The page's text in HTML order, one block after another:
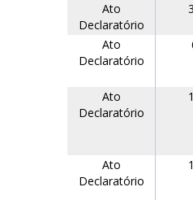
Ato
Declaratório
Ato
Declaratório
Ato
Declaratório
Ato
Declaratório